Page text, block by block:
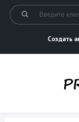
Создать